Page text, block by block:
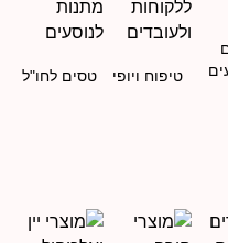
טיפוח ויופי טסים לחו"ל